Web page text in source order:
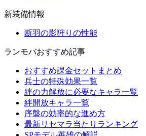
新装備情報
断羽の影狩りの性能
ランモバおすすめ記事
おすすめ課金セットまとめ
兵士の特殊効果一覧
絆の力解放に必要なキャラ一覧
絆開放キャラ一覧
序盤の効率的な進め方
最新リセマラ当たりランキング